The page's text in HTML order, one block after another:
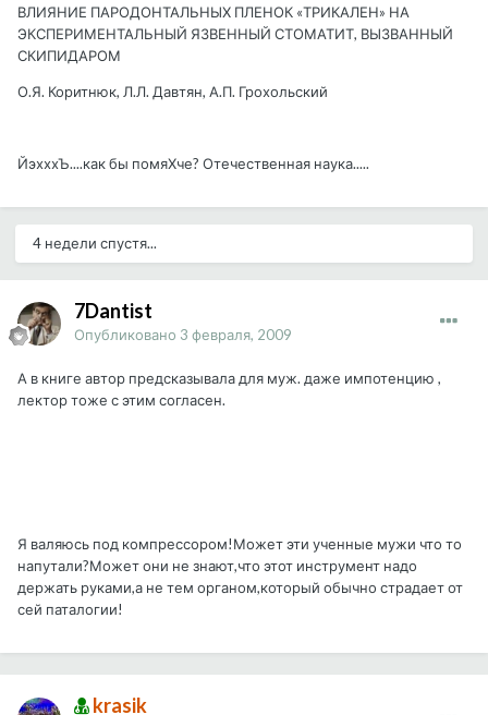
ВЛИЯНИЕ ПАРОДОНТАЛЬНЫХ ПЛЕНОК «ТРИКАЛЕН» НА
ЭКСПЕРИМЕНТАЛЬНЫЙ ЯЗВЕННЫЙ СТОМАТИТ, ВЫЗВАННЫЙ
СКИПИДАРОМ
О.Я. Коритнюк, Л.Л. Давтян, А.П. Грохольский
ЙэхххЪ....как бы помяХче? Отечественная наука.....
4 недели спустя...
7Dantist
Опубликовано 3 февраля, 2009
А в книге автор предсказывала для муж. даже импотенцию ,
лектор тоже с этим согласен.
Я валяюсь под компрессором!Может эти ученные мужи что то
напутали?Может они не знают,что этот инструмент надо
держать руками,а не тем органом,который обычно страдает от
сей паталогии!
krasik